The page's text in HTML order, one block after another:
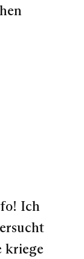
Ich
kriege